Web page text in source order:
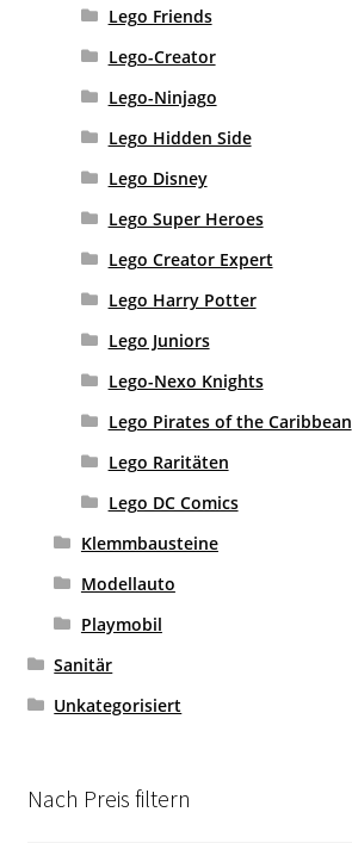
Lego Friends
Lego-Creator
Lego-Ninjago
Lego Hidden Side
Lego Disney
Lego Super Heroes
Lego Creator Expert
Lego Harry Potter
Lego Juniors
Lego-Nexo Knights
Lego Pirates of the Caribbean
Lego Raritäten
Lego DC Comics
Klemmbausteine
Modellauto
Playmobil
Sanitär
Unkategorisiert
Nach Preis filtern